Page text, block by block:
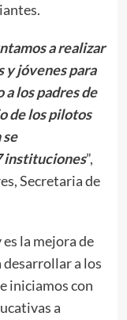
a realizar
y jóvenes para
a los padres de
de los pilotos
instituciones”,
Secretaria de
la mejora de
a los
iniciamos con
a